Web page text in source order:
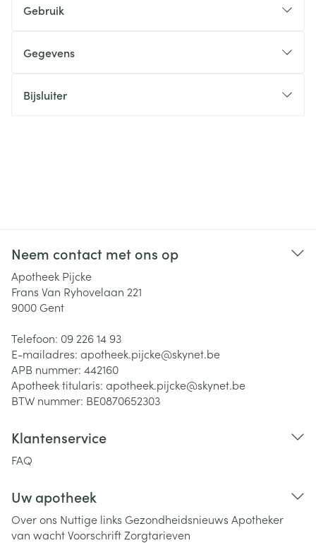
Gebruik
Gegevens
Bijsluiter
Neem contact met ons op
Apotheek Pijcke
Frans Van Ryhovelaan 221
9000 Gent
Telefoon: 09 226 14 93
E-mailadres: apotheek.pijcke@skynet.be
APB nummer: 442160
Apotheek titularis: apotheek.pijcke@skynet.be
BTW nummer: BE0870652303
Klantenservice
FAQ
Uw apotheek
Over ons Nuttige links Gezondheidsnieuws Apotheker
van wachtVoorschriftZorgtarieven